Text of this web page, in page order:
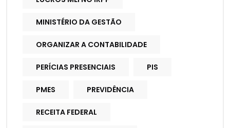
MINISTÉRIO DA GESTÃO
ORGANIZAR A CONTABILIDADE
PERÍCIAS PRESENCIAIS PIS
PMES PREVIDÊNCIA
RECEITA FEDERAL